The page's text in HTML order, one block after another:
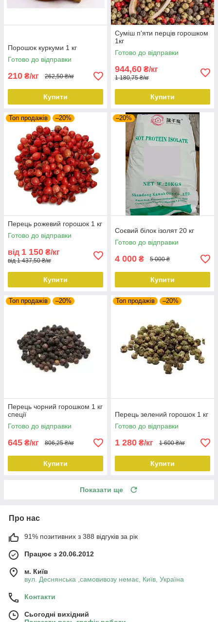
Порошок куркуми 1 кг
Готово до відправки
210 ₴/кг 262,50 ₴/кг
Купити
Суміш п'яти перців горошком
1кг
Готово до відправки
944,60 ₴/кг
1 180,75 ₴/кг
Купити
Топ продажів –20%
Перець рожевий горошок 1 кг
Готово до відправки
від 1 150 ₴/кг
від 1 437,50 ₴/кг
Купити
–20%
Соєвий білок ізолят 20 кг
Готово до відправки
4 000 ₴ 5 000 ₴
Купити
Топ продажів –20%
Перець чорний горошком 1 кг
спеції
Готово до відправки
645 ₴/кг 806,25 ₴/кг
Купити
Топ продажів –20%
Перець зелений горошок 1 кг
Готово до відправки
1 280 ₴/кг 1 600 ₴/кг
Купити
Показати ще
Про нас
91% позитивних з 388 відгуків за рік
Працює з 20.06.2012
м. Київ
вул. Деснянська ,самовивозу немає, Київ, Україна
Контакти
Сьогодні вихідний